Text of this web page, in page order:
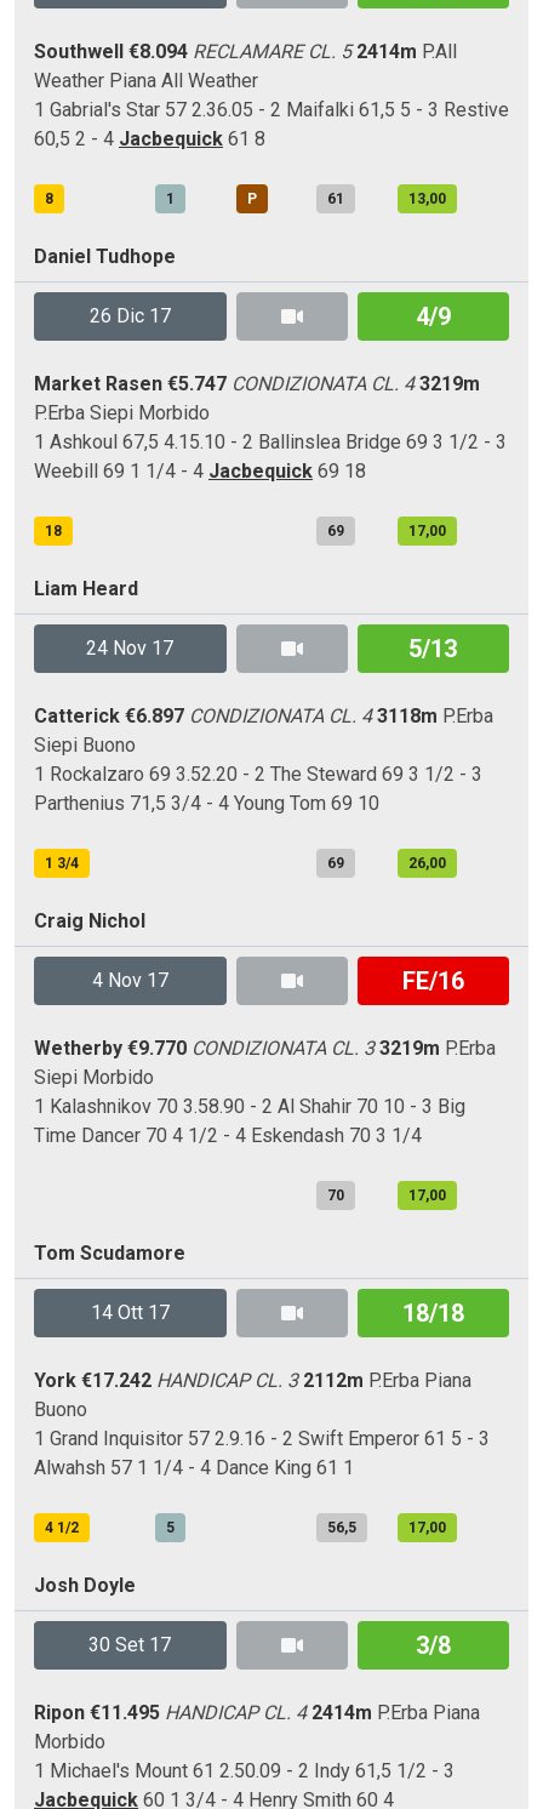
Southwell €8.094 RECLAMARE CL. 5 2414m P.All
Weather Piana All Weather
1 Gabrial's Star 57 2.36.05 - 2 Maifalki 61,5 5 - 3 Restive
60,5 2 - 4 Jacbequick 61 8
8 1 P 61 13,00
Daniel Tudhope
26 Dic 17 4/9
Market Rasen €5.747 CONDIZIONATA CL. 4 3219m
P.Erba Siepi Morbido
1 Ashkoul 67,5 4.15.10 - 2 Ballinslea Bridge 69 3 1/2 - 3
Weebill 69 1 1/4 - 4 Jacbequick 69 18
18 69 17,00
Liam Heard
24 Nov 17 5/13
Catterick €6.897 CONDIZIONATA CL. 4 3118m P.Erba
Siepi Buono
1 Rockalzaro 69 3.52.20 - 2 The Steward 69 3 1/2 - 3
Parthenius 71,5 3/4 - 4 Young Tom 69 10
1 3/4 69 26,00
Craig Nichol
4 Nov 17 FE/16
Wetherby €9.770 CONDIZIONATA CL. 3 3219m P.Erba
Siepi Morbido
1 Kalashnikov 70 3.58.90 - 2 Al Shahir 70 10 - 3 Big
Time Dancer 70 4 1/2 - 4 Eskendash 70 3 1/4
70 17,00
Tom Scudamore
14 Ott 17 18/18
York €17.242 HANDICAP CL. 3 2112m P.Erba Piana
Buono
1 Grand Inquisitor 57 2.9.16 - 2 Swift Emperor 61 5 - 3
Alwahsh 57 1 1/4 - 4 Dance King 61 1
4 1/2 5 56,5 17,00
Josh Doyle
30 Set 17 3/8
Ripon €11.495 HANDICAP CL. 4 2414m P.Erba Piana
Morbido
1 Michael's Mount 61 2.50.09 - 2 Indy 61,5 1/2 - 3
Jacbequick 60 1 3/4 - 4 Henry Smith 60 4